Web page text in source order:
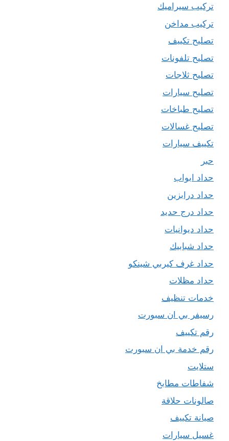
تركيب سيراميك
تركيب مداخن
تصليح تكييف
تصليح تلفونات
تصليح ثلاجات
تصليح سيارات
تصليح طباخات
تصليح غسالات
تكييف سيارات
حبر
حداد ابواب
حداد درابزين
حداد درج حديد
حداد ديوانيات
حداد شبابيك
حداد غرف كيربي شينكو
حداد مظلات
خدمات تنظيف
رسيفر بي ان سبورت
رقم تكييف
رقم خدمة بي ان سبورت
ستلايت
شفاطات مطابخ
صالونات حلاقة
صيانة تكييف
غسيل سيارات